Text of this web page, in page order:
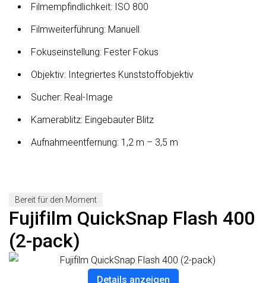
Filmempfindlichkeit: ISO 800
Filmweiterführung: Manuell
Fokuseinstellung: Fester Fokus
Objektiv: Integriertes Kunststoffobjektiv
Sucher: Real-Image
Kamerablitz: Eingebauter Blitz
Aufnahmeentfernung: 1,2 m – 3,5 m
Bereit für den Moment
Fujifilm QuickSnap Flash 400
(2-pack)
Details anzeigen